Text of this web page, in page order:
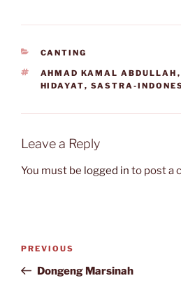
CATEGORIES
CANTING
TAGS
AHMAD KAMAL ABDULLAH ,
HIDAYAT, SASTRA-
Leave a Reply
You must be logged in to post a
Previous
Post
PREVIOUS
Dongeng Marsinah